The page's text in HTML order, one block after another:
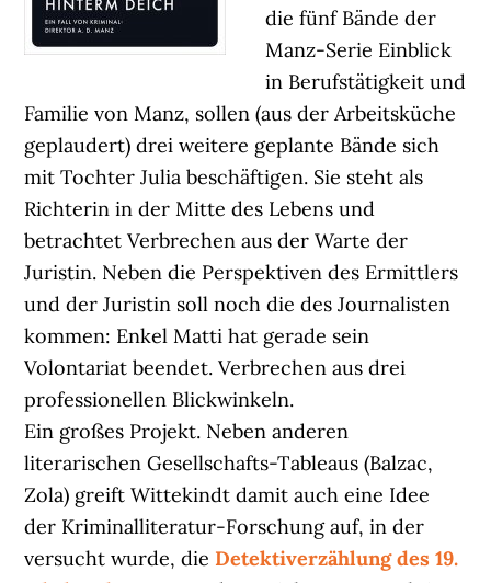
die fünf Bände der
Manz-Serie Einblick
in Berufstätigkeit und
Familie von Manz, sollen (aus der Arbeitsküche
geplaudert) drei weitere geplante Bände sich
mit Tochter Julia beschäftigen. Sie steht als
Richterin in der Mitte des Lebens und
betrachtet Verbrechen aus der Warte der
Juristin. Neben die Perspektiven des Ermittlers
und der Juristin soll noch die des Journalisten
kommen: Enkel Matti hat gerade sein
Volontariat beendet. Verbrechen aus drei
professionellen Blickwinkeln.
Ein großes Projekt. Neben anderen
literarischen Gesellschafts-Tableaus (Balzac,
Zola) greift Wittekindt damit auch eine Idee
der Kriminalliteratur-Forschung auf, in der
versucht wurde, die Detektiverzählung des 19.